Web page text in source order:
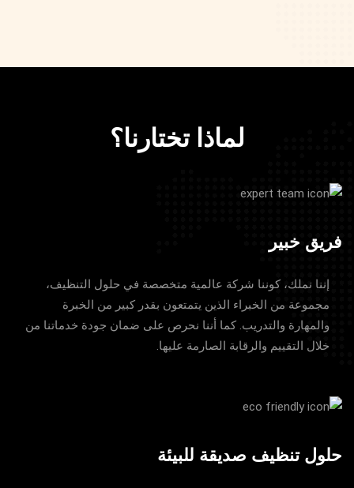
لماذا تختارنا؟
فريق خبير
إننا نملك، كوننا شركة عالمية متخصصة في حلول التنظيف،
مجموعة من الخبراء الذين يتمتعون بقدر كبير من الخبرة
والمهارة والتدريب. كما أننا نحرص على ضمان جودة خدماتنا من
خلال التقييم والرقابة الصارمة عليها.
حلول تنظيف صديقة للبيئة